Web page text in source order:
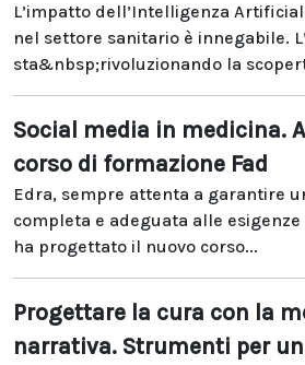
L’impatto dell’Intelligenza
nel settore sanitario è innegabile.
sta&nbsp;rivoluzionando la
Social media in medicina.
corso di formazione Fad
Edra, sempre attenta a garantire
completa e adeguata alle
ha progettato il nuovo corso...
Progettare la cura con la
narrativa. Strumenti per